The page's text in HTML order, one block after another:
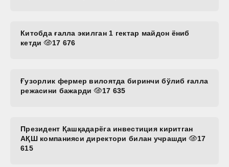
Китобда ғалла экилган 1 гектар майдон ёниб
кетди
17 676
Ғузорлик фермер вилоятда биринчи бўлиб ғалла
режасини бажарди
17 635
Президент Қашқадарёга инвестиция киритган
АҚШ компанияси директори билан учрашди
17
615